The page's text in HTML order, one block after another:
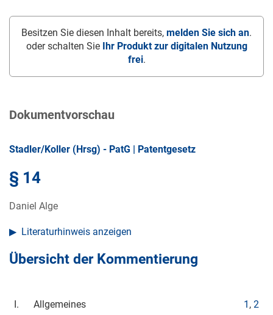
Besitzen Sie diesen Inhalt bereits, melden Sie sich an.
oder schalten Sie
Ihr Produkt zur digitalen Nutzung
frei.
Dokumentvorschau
Stadler/Koller (Hrsg) - PatG | Patentgesetz
§ 14
Daniel Alge
Literaturhinweis anzeigen
Übersicht der Kommentierung
I. Allgemeines 1 , 2